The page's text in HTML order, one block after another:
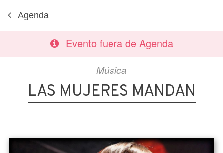
Agenda
Evento fuera de Agenda
Música
LAS MUJERES MANDAN